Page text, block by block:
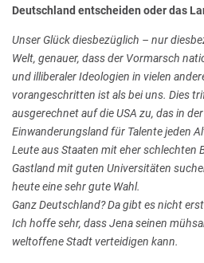
Deutschland entscheiden oder das
Unser Glück diesbezüglich – nur
Welt, genauer, dass der Vormarsch
und illiberaler Ideologien in vielen
vorangeschritten ist als bei uns. Dies
ausgerechnet auf die USA zu, das in
Einwanderungsland für Talente jeden
Leute aus Staaten mit eher schlechten
Gastland mit guten Universitäten
heute eine sehr gute Wahl.
Ganz Deutschland?Da gibt es nicht
Ich hoffe sehr, dass Jena seinen
weltoffene Stadt verteidigen kann.